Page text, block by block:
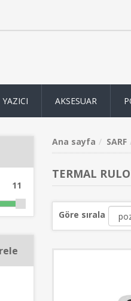
YAZICI AKSESUAR
11
Ana sayfa SARF
TERMAL RULO
Göre sırala